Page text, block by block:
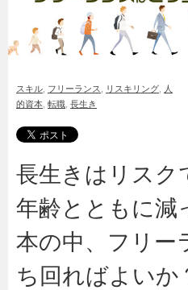
スキル フリーランス リスキリング
人
的資本 転職 長生き
長生きはリスク
年齢とともに減
本の中、フリー
ち回ればよいか